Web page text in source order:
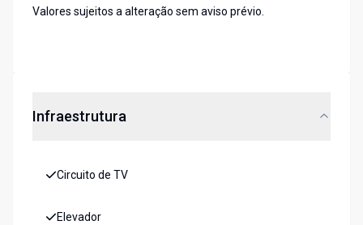
Valores sujeitos a alteração sem aviso prévio.
Infraestrutura
Circuito de TV
Elevador